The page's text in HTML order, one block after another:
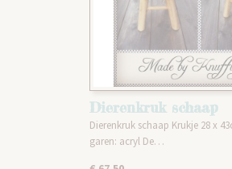
Dierenkruk schaap
Dierenkruk schaap Krukje 28 x
garen: acryl De…